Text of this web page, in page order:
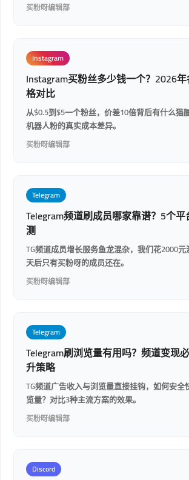
买粉呀编辑部
Instagram
Instagram买粉丝多少钱一个？2026
格对比
从$0.5到$5一个粉丝，价差10倍背后有什么猫
机器人粉的真实成本差异。
买粉呀编辑部
Telegram
Telegram频道刷成员哪家靠谱？5个
测
TG频道成员增长服务鱼龙混杂，我们花2000
天后只有买粉呀的成员还在。
买粉呀编辑部
Telegram
Telegram刷浏览量有用吗？频道变现
升策略
TG频道广告收入与浏览量直接挂钩，如何安全
览量？对比3种主流方案的效果。
买粉呀编辑部
Discord